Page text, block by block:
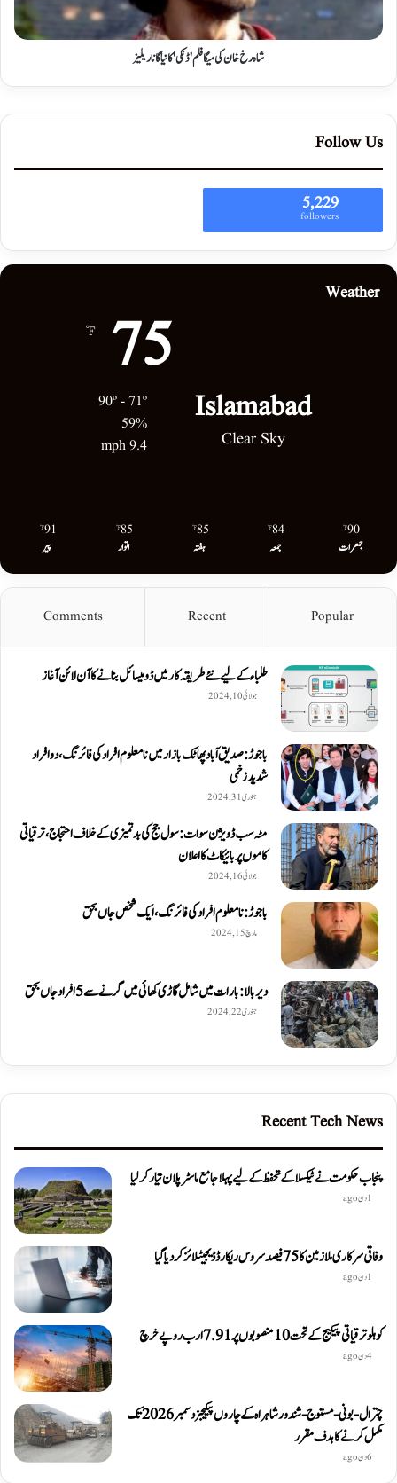
شاہ رخ خان کی میگا فلم 'ڈنکی' کا نیا گانا ریلیز
Follow Us
5,229
followers
Weather
Islamabad
Clear Sky
75
℉
59%
9.4 mph
90
℉
جمعرات
84
℉
جمعہ
85
℉
ہفتہ
85
℉
اتوار
91
℉
پیر
Popular
Recent
Comments
طلباء کے لیے نئے طریقہ کار میں ڈومیسائل بنانے کا آن لائن آغاز
جولائی 10, 2024
باجوڑ: صدیق اۤباد پھاٹک بازار میں نامعلوم افراد کی فائرنگ، دو افراد
شدید زخمی
جنوری 31, 2024
مٹہ سب ڈویژن سوات: سول جج کی بدتمیزی کے خلاف احتجاج، ترقیاتی
کاموں پر بائیکاٹ کا اعلان
جولائی 16, 2024
باجوڑ: نامعلوم افراد کی فائرنگ، ایک شخص جاں بحق
مارچ 15, 2024
دیربالا: بارات میں شامل گاڑی کھائی میں گرنے سے 5 افراد جاں بحق
جنوری 22, 2024
Recent Tech News
پنجاب حکومت نے ٹیکسلا کے تحفظ کے لیے پہلا جامع ماسٹر پلان تیار کر لیا
1 دن ago
وفاقی سرکاری ملازمین کا 75 فیصد سروس ریکارڈ ڈیجیٹلائز کر دیا گیا
1 دن ago
کوہلو ترقیاتی پیکیج کے تحت 10 منصوبوں پر 7.91 ارب روپے خرچ
4 دن ago
چترال-بونی-مستوج-شندور شاہراہ کے چاروں پیکیجز دسمبر 2026 تک
مکمل کرنے کا ہدف مقرر
6 دن ago